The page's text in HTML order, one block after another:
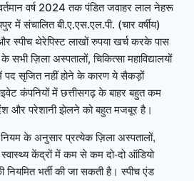
वर्ष 2024 तक पंडित जवाहर लाल नेहरू
में संचालित बी.ए.एस.एल.पी. (चार वर्षीय)
स्पीच थेरेपिस्ट लाखों रुपया खर्च करके पास
ज़िला अस्पतालों, चिकित्सा महाविद्यालयों
पद सृजित नहीं होने के कारण ये सैकड़ों
कंपनियों में छत्तीसगढ़ के बाहर बहुत कम
और परेशानी झेलने को बहुत मजबूर है।
नियम के अनुसार प्रत्येक ज़िला अस्पतालों,
स्वास्थ्य केंद्रों में कम से कम दो-दो ऑडियो
नियमित भर्ती की जा सकती है।स्पीच एंड